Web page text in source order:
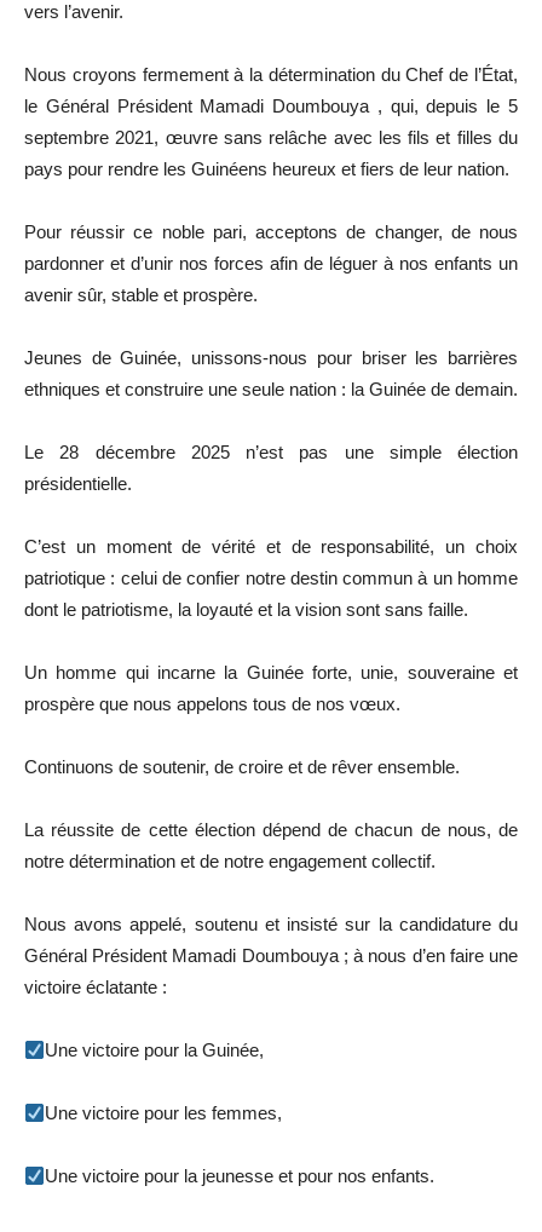
vers l’avenir.
Nous croyons fermement à la détermination du Chef de l’État,
le Général Président Mamadi Doumbouya , qui, depuis le 5
septembre 2021, œuvre sans relâche avec les fils et filles du
pays pour rendre les Guinéens heureux et fiers de leur nation.
Pour réussir ce noble pari, acceptons de changer, de nous
pardonner et d’unir nos forces afin de léguer à nos enfants un
avenir sûr, stable et prospère.
Jeunes de Guinée, unissons-nous pour briser les barrières
ethniques et construire une seule nation : la Guinée de demain.
Le 28 décembre 2025 n’est pas une simple élection
présidentielle.
C’est un moment de vérité et de responsabilité, un choix
patriotique : celui de confier notre destin commun à un homme
dont le patriotisme, la loyauté et la vision sont sans faille.
Un homme qui incarne la Guinée forte, unie, souveraine et
prospère que nous appelons tous de nos vœux.
Continuons de soutenir, de croire et de rêver ensemble.
La réussite de cette élection dépend de chacun de nous, de
notre détermination et de notre engagement collectif.
Nous avons appelé, soutenu et insisté sur la candidature du
Général Président Mamadi Doumbouya ; à nous d’en faire une
victoire éclatante :
Une victoire pour la Guinée,
Une victoire pour les femmes,
Une victoire pour la jeunesse et pour nos enfants.